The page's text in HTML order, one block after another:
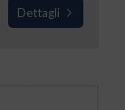
Dettagli